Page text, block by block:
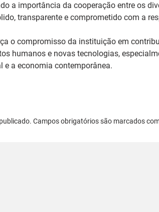
a importância da cooperação entre os
transparente e comprometido com a
o compromisso da instituição em
humanos e novas tecnologias,
e a economia contemporânea.
Campos obrigatórios são marcados